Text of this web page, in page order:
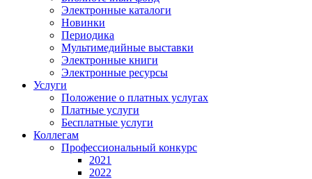
Электронные каталоги
Новинки
Периодика
Мультимедийные выставки
Электронные книги
Электронные ресурсы
Услуги
Положение о платных услугах
Платные услуги
Бесплатные услуги
Коллегам
Профессиональный конкурс
2021
2022